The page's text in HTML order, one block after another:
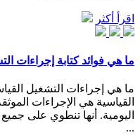
اقرأ أكثر
ما هي فوائد كتابة إجراءات
ما هي إجراءات التشغيل
القياسية هي الإجراءات
اليومية. أنها تنطوي على
...